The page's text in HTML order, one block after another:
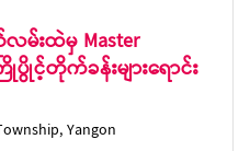
းထဲမှ Master
ပွိုင့်တိုက်ခန်းများရောင်း
Yangon